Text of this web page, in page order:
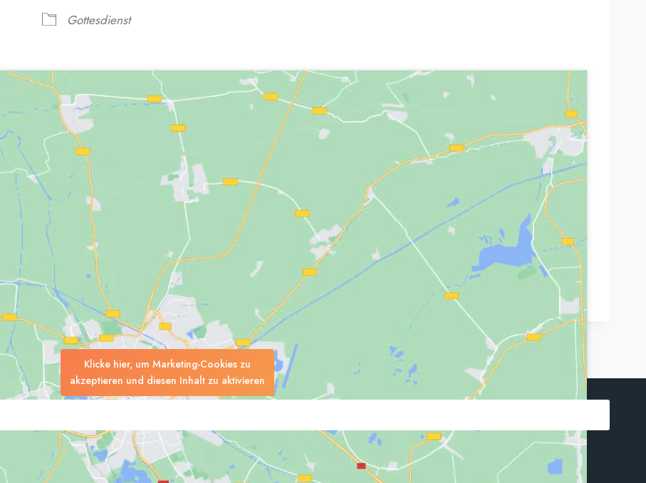
Gottesdienst
Klicke hier, um Marketing-Cookies zu
akzeptieren und diesen Inhalt zu aktivieren